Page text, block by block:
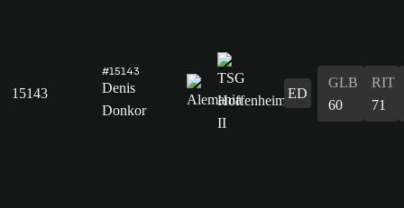
15143
#15143
Denis
Donkor
ED
GLB
60
RIT
71